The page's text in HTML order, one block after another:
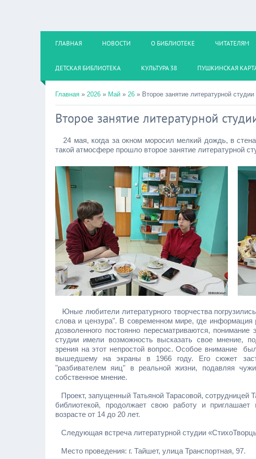
ГЛАВНАЯ НОВОСТИ О БИБЛИОТЕКЕ ЧИТАТЕЛЯМ
ДЕТСКАЯ БИБЛИОТЕКА КУЛЬТУРА 38 ПУШКИНСКАЯ
Главная » 2026 » Май » 26 » Второе занятие литературной
Второе занятие литературной
24 мая, когда за окном моросил мелкий дождь, в
такой атмосфере прошло второе занятие литературной
Юные любители литературного творчества
слова и цензура". В современном мире, где информация
дозволенного постоянно пересматриваются,
студии имели возможность высказать свое мнение,
зрения на этот непростой вопрос. Особое внимание
вышедшему на экраны в 1966 году. Его сюжет
"разбивателем яиц" в реальной жизни, подавляя
собственное мнение.
Проект, запущенный Татьяной Тарасовой, сотрудницей
библиотекой, продолжает свою работу и
возрасте от 14 до 20 лет.
Следующая встреча литературной студии
Место проведения: г. Тайшет, улица Транспортная, 97.